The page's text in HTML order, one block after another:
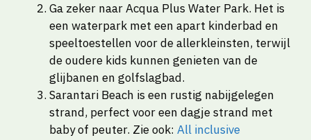
Ga zeker naar Acqua Plus Water Park. Het is
een waterpark met een apart kinderbad en
speeltoestellen voor de allerkleinsten, terwijl
de oudere kids kunnen genieten van de
glijbanen en golfslagbad.
Sarantari Beach is een rustig nabijgelegen
strand, perfect voor een dagje strand met
baby of peuter. Zie ook: All inclusive